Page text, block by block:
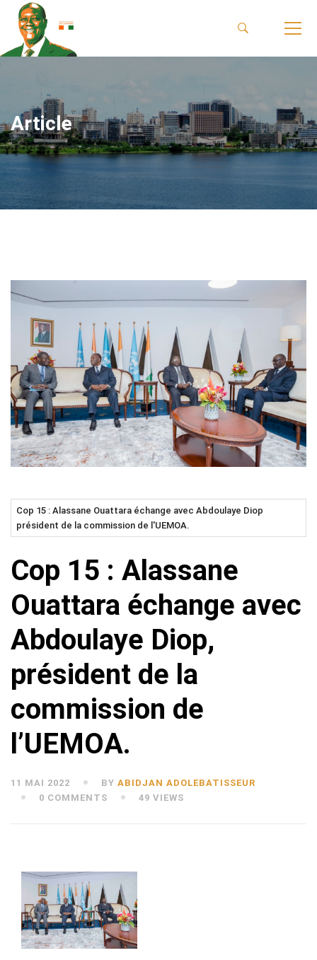
Article
Cop 15 : Alassane Ouattara échange avec Abdoulaye Diop
président de la commission de l'UEMOA.
Cop 15 : Alassane
Ouattara échange avec
Abdoulaye Diop,
président de la
commission de
l’UEMOA.
11 MAI 2022 BY ABIDJAN ADOLEBATISSEUR
0 COMMENTS
49 VIEWS